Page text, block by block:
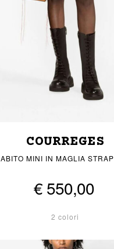
COURREGES
ABITO MINI IN MAGLIA
€ 550,00
2 colori